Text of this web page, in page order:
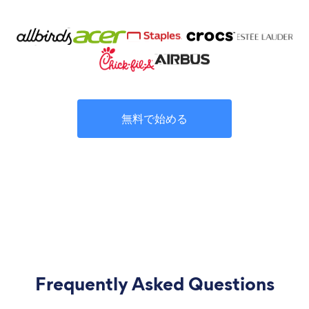
無料で始める
Frequently Asked Questions